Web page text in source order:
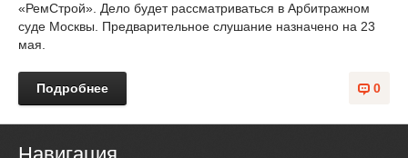
«РемСтрой». Дело будет рассматриваться в Арбитражном
суде Москвы. Предварительное слушание назначено на 23
мая.
0
Подробнее